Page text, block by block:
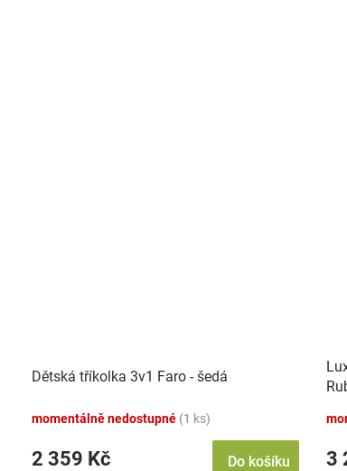
Dětská tříkolka 3v1 Faro - šedá
momentálně nedostupné (1 ks)
2 359 Kč Do košíku 3